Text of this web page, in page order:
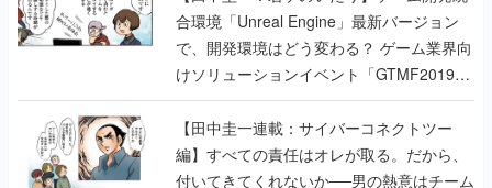
合環境「Unreal Engine」最新バージョン
で、開発環境はどう変わる？ ゲーム業界向
けソリューションイベント「GTMF2019」
に行って、より理解を深めよう【PR】
【田中圭一連載：サイバーコネクトツー
編】すべての責任はオレが取る。だから、
付いてきてくれないか──男の熱意はチーム